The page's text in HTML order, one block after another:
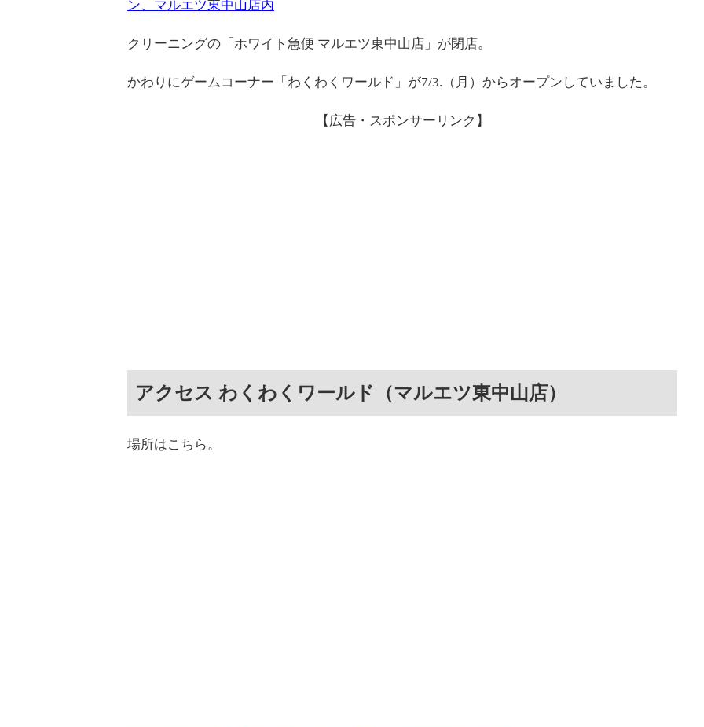
ン、マルエツ東中山店内
クリーニングの「ホワイト急便 マルエツ東中山店」が閉店。
かわりにゲームコーナー「わくわくワールド」が7/3.（月）からオープンしていました。
【広告・スポンサーリンク】
アクセス わくわくワールド（マルエツ東中山店）
場所はこちら。